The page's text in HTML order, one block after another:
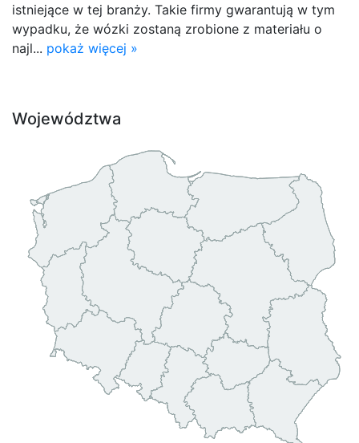
istniejące w tej branży. Takie firmy gwarantują w tym
wypadku, że wózki zostaną zrobione z materiału o
najl... pokaż więcej »
Województwa